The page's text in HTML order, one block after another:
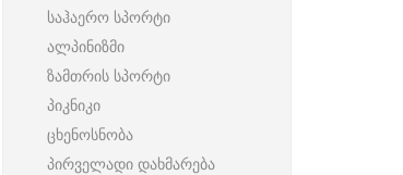
საჰაერო სპორტი
ალპინიზმი
ზამთრის სპორტი
პიკნიკი
ცხენოსნობა
პირველადი დახმარება